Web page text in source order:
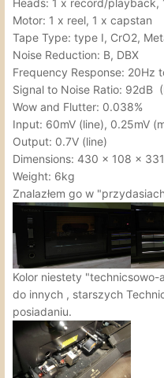
Motor: 1 x reel, 1 x capstan
Tape Type: type I, CrO2,
Noise Reduction: B, DBX
Frequency Response: 20Hz
Signal to Noise Ratio: 92dB
Wow and Flutter: 0.038%
Input: 60mV (line), 0.25mV
Output: 0.7V (line)
Dimensions: 430 x 108 x
Weight: 6kg
Znalazłem go w
Kolor niestety
do innych , starszych
posiadaniu.